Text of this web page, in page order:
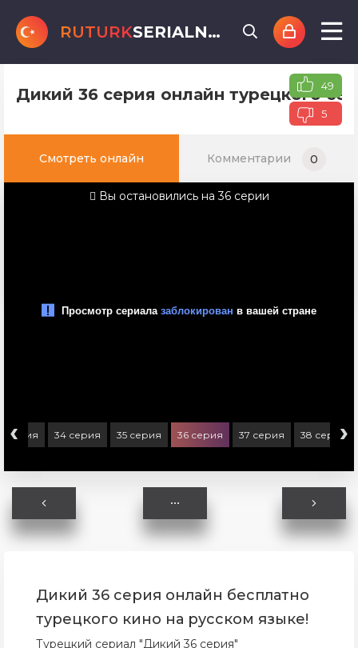
RUTURKSERIALNET .online
Дикий 36 серия онлайн турецкого49
5
Смотреть онлайн Комментарии 0
Вы остановились на 36 серии
‹
серия 34 серия 35 серия 36 серия 37 серия 38 серия
›
Дикий 36 серия онлайн бесплатно
турецкого кино на русском языке!
Турецкий сериал "Дикий 36 серия"